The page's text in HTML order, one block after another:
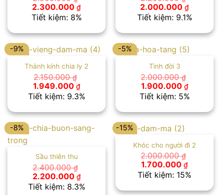
Giá
gốc
là:
2.300.000 ₫Giá
hiện
tại
2.300.000 ₫.
Tiết kiệm: 8%
Giá
gốc
là:
2.000.000 ₫Giá
hiện
tại
Tiết kiệm: 9.1%
-9%
Thành kính chia ly 2
2.150.000₫
Giá
gốc
là:
1.949.000 ₫Giá
hiện
tại
1.949.000 ₫.
Tiết kiệm: 9.3%
-5%
Tình đời 3
2.000.000₫
Giá
gốc
là:
1.900.000 ₫Giá
hiện
tại
Tiết kiệm: 5%
-8%
Sầu thiên thu
2.400.000₫
Giá
gốc
là:
2.200.000 ₫Giá
hiện
tại
Tiết kiệm: 8.3%
-15%
Khóc cho người đi 2
2.000.000₫
Giá
gốc
là:
1.700.000 ₫Giá
hiện
tại
Tiết kiệm: 15%